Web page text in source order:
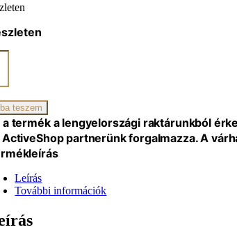
teszem
a termék a lengyelországi raktárunkból
ActiveShop partnerünk forgalmazza. A
Leírás
További információk